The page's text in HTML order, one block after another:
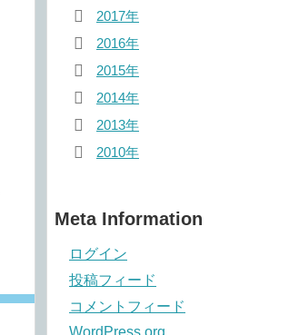
2017年
2016年
2015年
2014年
2013年
2010年
Meta Information
ログイン
投稿フィード
コメントフィード